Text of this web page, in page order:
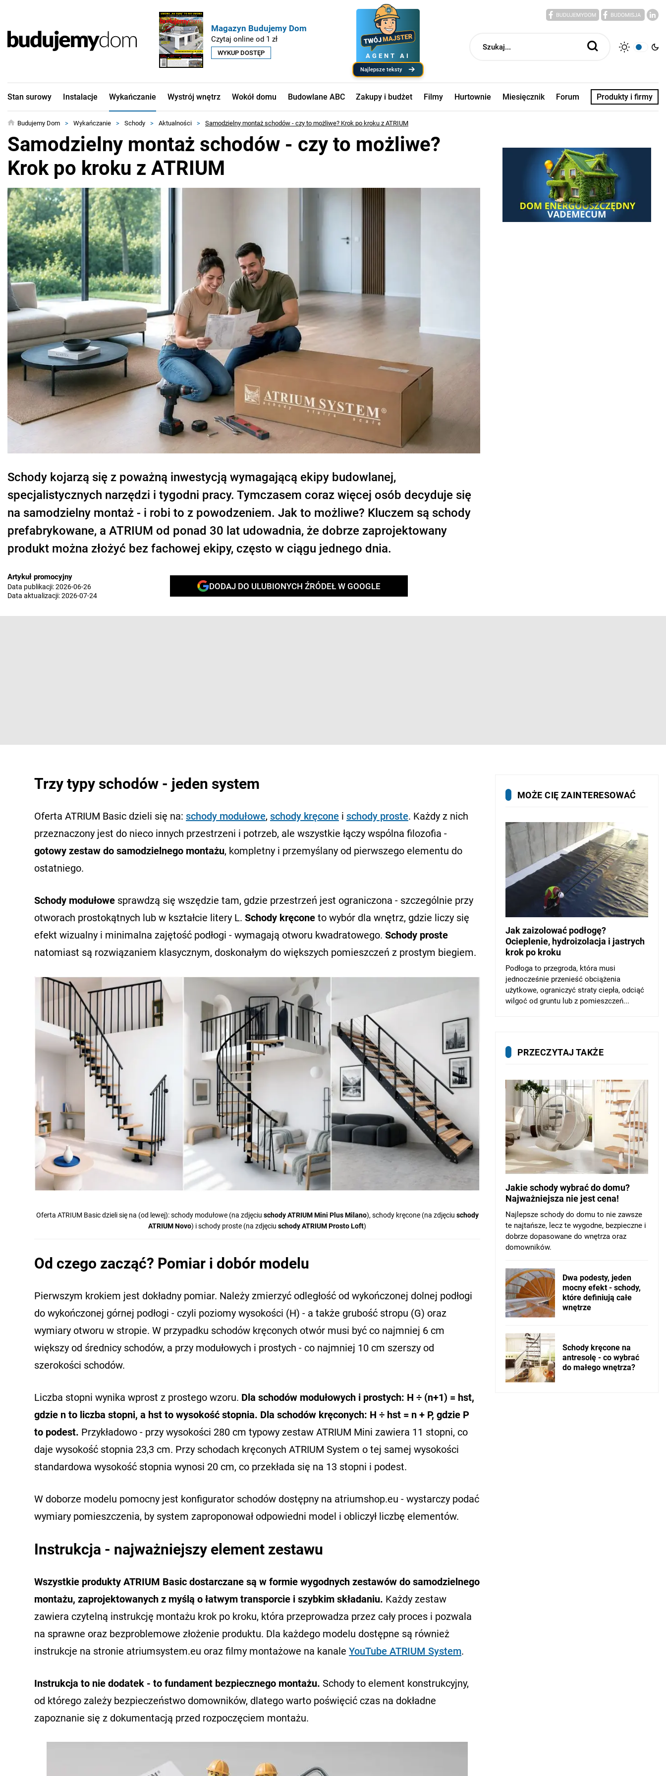
Magazyn Budujemy Dom
Czytaj online od 1 zł
WYKUP DOSTĘP AGENT AI
najlepsze teksty
Stan surowy Instalacje Wykańczanie Wystrój wnętrz Wokół domu Budowlane ABC Zakupy i budżet Filmy Hurtownie Miesięcznik Forum Produkty i firmy
Budujemy Dom > Wykańczanie > Schody > Aktualności > Samodzielny montaż schodów - czy to możliwe? Krok po kroku z ATRIUM
Samodzielny montaż schodów - czy to możliwe?
Krok po kroku z ATRIUM
Schody kojarzą się z poważną inwestycją wymagającą ekipy budowlanej,
specjalistycznych narzędzi i tygodni pracy. Tymczasem coraz więcej osób decyduje się
na samodzielny montaż - i robi to z powodzeniem. Jak to możliwe? Kluczem są schody
prefabrykowane, a ATRIUM od ponad 30 lat udowadnia, że dobrze zaprojektowany
produkt można złożyć bez fachowej ekipy, często w ciągu jednego dnia.
Artykuł promocyjny
Data publikacji:2026-06-26
Data aktualizacji:2026-07-24
DODAJ DO ULUBIONYCH ŹRÓDEŁ W GOOGLE
Trzy typy schodów - jeden system
Oferta ATRIUM Basic dzieli się na: schody modułowe, schody kręcone i schody proste. Każdy z nich
przeznaczony jest do nieco innych przestrzeni i potrzeb, ale wszystkie łączy wspólna filozofia -
gotowy zestaw do samodzielnego montażu, kompletny i przemyślany od pierwszego elementu do
ostatniego.
Schody modułowe sprawdzą się wszędzie tam, gdzie przestrzeń jest ograniczona - szczególnie przy
otworach prostokątnych lub w kształcie litery L. Schody kręcone to wybór dla wnętrz, gdzie liczy się
efekt wizualny i minimalna zajętość podłogi - wymagają otworu kwadratowego. Schody proste
natomiast są rozwiązaniem klasycznym, doskonałym do większych pomieszczeń z prostym biegiem.
Oferta ATRIUM Basic dzieli się na (od lewej): schody modułowe (na zdjęciu schody ATRIUM Mini Plus Milano), schody kręcone (na zdjęciu schody
ATRIUM Novo) i schody proste (na zdjęciu schody ATRIUM Prosto Loft)
Od czego zacząć? Pomiar i dobór modelu
Pierwszym krokiem jest dokładny pomiar. Należy zmierzyć odległość od wykończonej dolnej podłogi
do wykończonej górnej podłogi - czyli poziomy wysokości (H) - a także grubość stropu (G) oraz
wymiary otworu w stropie. W przypadku schodów kręconych otwór musi być co najmniej 6 cm
większy od średnicy schodów, a przy modułowych i prostych - co najmniej 10 cm szerszy od
szerokości schodów.
Liczba stopni wynika wprost z prostego wzoru. Dla schodów modułowych i prostych: H ÷ (n+1) = hst,
gdzie n to liczba stopni, a hst to wysokość stopnia. Dla schodów kręconych: H ÷ hst = n + P, gdzie P
to podest. Przykładowo - przy wysokości 280 cm typowy zestaw ATRIUM Mini zawiera 11 stopni, co
daje wysokość stopnia 23,3 cm. Przy schodach kręconych ATRIUM System o tej samej wysokości
standardowa wysokość stopnia wynosi 20 cm, co przekłada się na 13 stopni i podest.
W doborze modelu pomocny jest konfigurator schodów dostępny na atriumshop.eu - wystarczy podać
wymiary pomieszczenia, by system zaproponował odpowiedni model i obliczył liczbę elementów.
Instrukcja - najważniejszy element zestawu
Wszystkie produkty ATRIUM Basic dostarczane są w formie wygodnych zestawów do samodzielnego
montażu, zaprojektowanych z myślą o łatwym transporcie i szybkim składaniu. Każdy zestaw
zawiera czytelną instrukcję montażu krok po kroku, która przeprowadza przez cały proces i pozwala
na sprawne oraz bezproblemowe złożenie produktu. Dla każdego modelu dostępne są również
instrukcje na stronie atriumsystem.eu oraz filmy montażowe na kanale YouTube ATRIUM System.
Instrukcja to nie dodatek - to fundament bezpiecznego montażu. Schody to element konstrukcyjny,
od którego zależy bezpieczeństwo domowników, dlatego warto poświęcić czas na dokładne
zapoznanie się z dokumentacją przed rozpoczęciem montażu.
MOŻE CIĘ ZAINTERESOWAĆ
Jak zaizolować podłogę?
Ocieplenie, hydroizolacja i jastrych
krok po kroku
Podłoga to przegroda, która musi
jednocześnie przenieść obciążenia
użytkowe, ograniczyć straty ciepła, odciąć
wilgoć od gruntu lub z pomieszczeń...
PRZECZYTAJ TAKŻE
Jakie schody wybrać do domu?
Najważniejsza nie jest cena!
Najlepsze schody do domu to nie zawsze
te najtańsze, lecz te wygodne, bezpieczne i
dobrze dopasowane do wnętrza oraz
domowników.
Dwa podesty, jeden
mocny efekt - schody,
które definiują całe
wnętrze
Schody kręcone na
antresolę - co wybrać
do małego wnętrza?